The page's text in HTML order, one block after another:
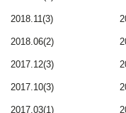
2018.11(3)
2018.06(2)
2017.12(3)
2017.10(3)
2017.03(1)